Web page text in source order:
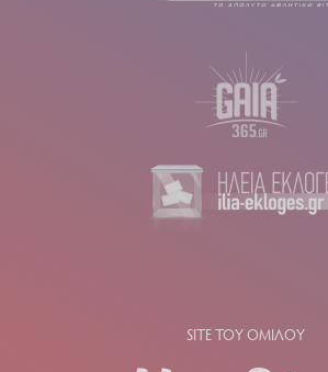
SITE ΤΟΥ ΟΜΙΛΟΥ